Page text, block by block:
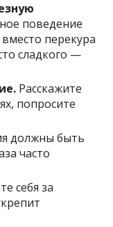
поведение
перекура
сладкого —
Расскажите
попросите
должны быть
часто
себя за